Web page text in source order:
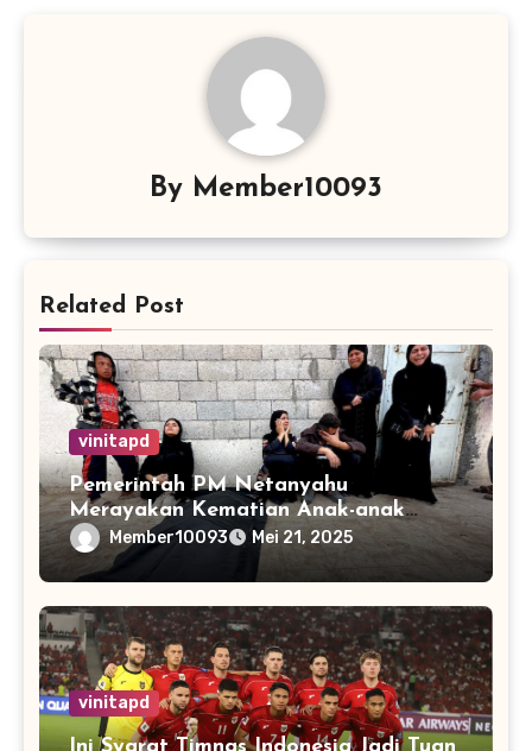
By Member10093
Related Post
vinitapd
Pemerintah PM Netanyahu
Merayakan Kematian Anak-anak
GazaMember10093 Mei 21, 2025
vinitapd
Ini Syarat Timnas Indonesia Jadi Tuan